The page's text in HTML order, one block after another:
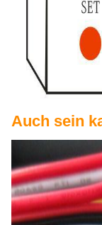
Auch sein